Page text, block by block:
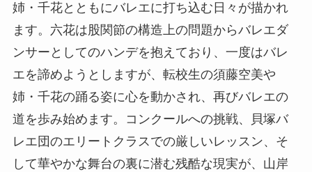
姉・千花とともにバレエに打ち込む日々が描かれ
ます。六花は股関節の構造上の問題からバレエダ
ンサーとしてのハンデを抱えており、一度はバレ
エを諦めようとしますが、転校生の須藤空美や
姉・千花の踊る姿に心を動かされ、再びバレエの
道を歩み始めます。コンクールへの挑戦、貝塚バ
レエ団のエリートクラスでの厳しいレッスン、そ
して華やかな舞台の裏に潜む残酷な現実が、山岸